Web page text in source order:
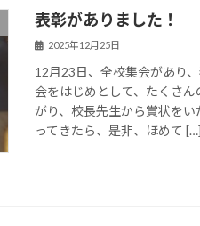
表彰がありました！
2025年12月25日
12月23日、全校集会があり
会をはじめとして、たくさ
がり、校長先生から賞状を
ってきたら、是非、ほめて […]